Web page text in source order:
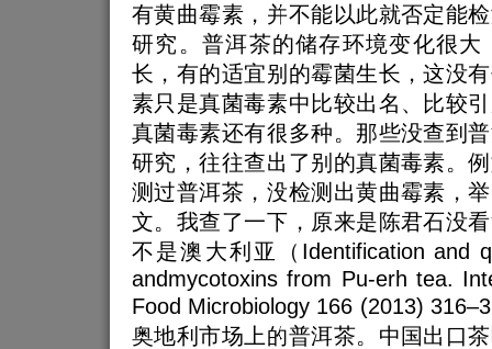
有黄曲霉素，并不能以此就否定能
研究。普洱茶的储存环境变化很大
长，有的适宜别的霉菌生长，这没
素只是真菌毒素中比较出名、比较
真菌毒素还有很多种。那些没查到
研究，往往查出了别的真菌毒素。
测过普洱茶，没检测出黄曲霉素，
文。我查了一下，原来是陈君石没
不是澳大利亚（Identification and
andmycotoxins from Pu-erh tea.
Food Microbiology 166 (2013)
奥地利市场上的普洱茶。中国出口